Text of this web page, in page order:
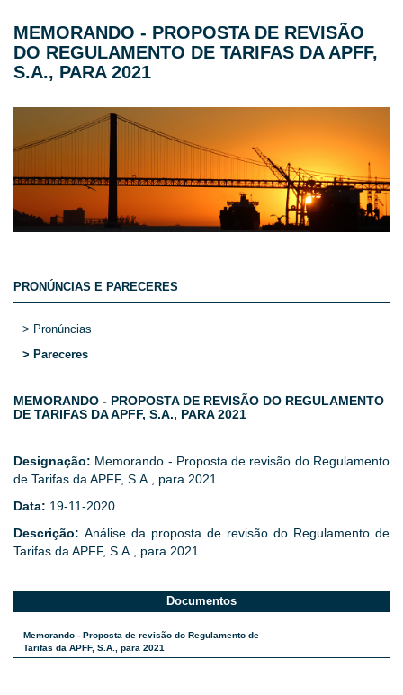
MEMORANDO - PROPOSTA DE REVISÃO
DO REGULAMENTO DE TARIFAS DA APFF,
S.A., PARA 2021
PRONÚNCIAS E PARECERES
> Pronúncias
> Pareceres
MEMORANDO - PROPOSTA DE REVISÃO DO REGULAMENTO
DE TARIFAS DA APFF, S.A., PARA 2021
Designação: Memorando - Proposta de revisão do Regulamento
de Tarifas da APFF, S.A., para 2021
Data: 19-11-2020
Descrição: Análise da proposta de revisão do Regulamento de
Tarifas da APFF, S.A., para 2021
Documentos
Memorando - Proposta de revisão do Regulamento de
Tarifas da APFF, S.A., para 2021